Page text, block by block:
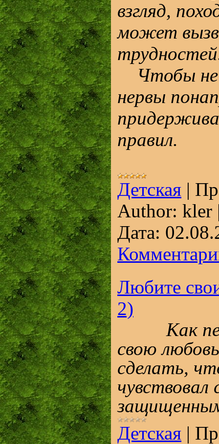
взгляд,
может
Чтобы не
нервы
правил.
Детская |
Author: kler
Дата:
Любите
2)
Как
свою
сделать,
чувствовал
Детская |